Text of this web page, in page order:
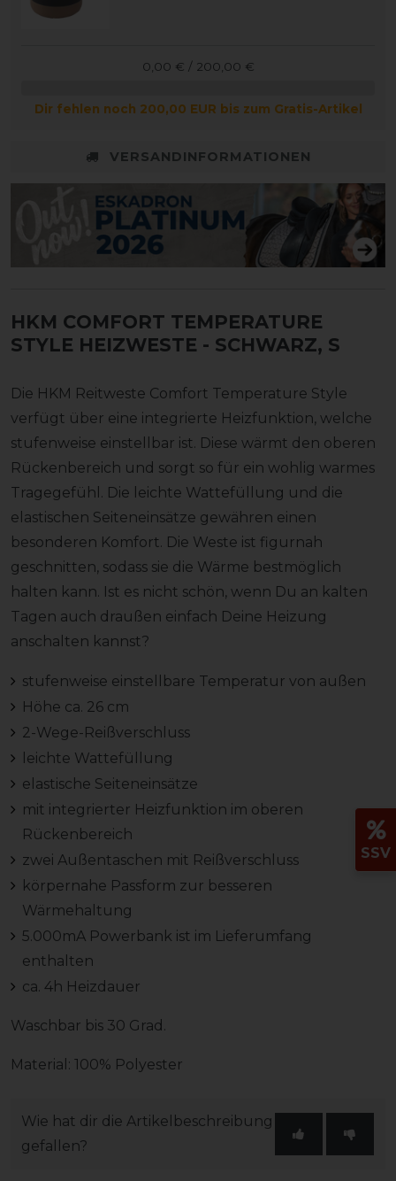
0,00 € / 200,00 €
Dir fehlen noch 200,00 EUR bis zum Gratis-Artikel
VERSANDINFORMATIONEN
HKM COMFORT TEMPERATURE
STYLE HEIZWESTE - SCHWARZ, S
Die HKM Reitweste Comfort Temperature Style
verfügt über eine integrierte Heizfunktion, welche
stufenweise einstellbar ist. Diese wärmt den oberen
Rückenbereich und sorgt so für ein wohlig warmes
Tragegefühl. Die leichte Wattefüllung und die
elastischen Seiteneinsätze gewähren einen
besonderen Komfort. Die Weste ist figurnah
geschnitten, sodass sie die Wärme bestmöglich
halten kann. Ist es nicht schön, wenn Du an kalten
Tagen auch draußen einfach Deine Heizung
anschalten kannst?
stufenweise einstellbare Temperatur von außen
Höhe ca. 26 cm
2-Wege-Reißverschluss
leichte Wattefüllung
elastische Seiteneinsätze
mit integrierter Heizfunktion im oberen
Rückenbereich
zwei Außentaschen mit Reißverschluss
körpernahe Passform zur besseren
Wärmehaltung
5.000mA Powerbank ist im Lieferumfang
enthalten
ca. 4h Heizdauer
Waschbar bis 30 Grad.
Material: 100% Polyester
Wie hat dir die Artikelbeschreibung
gefallen?
SSV